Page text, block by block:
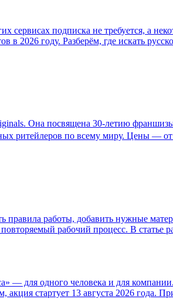
подписка не требуется, а
2026 году. Разберём, где искать
Она посвящена 30-летию
ритейлеров по всему миру. Цены —
работы, добавить нужные
рабочий процесс. В статье
— для одного человека и для
акция стартует 13 августа 2026 года.